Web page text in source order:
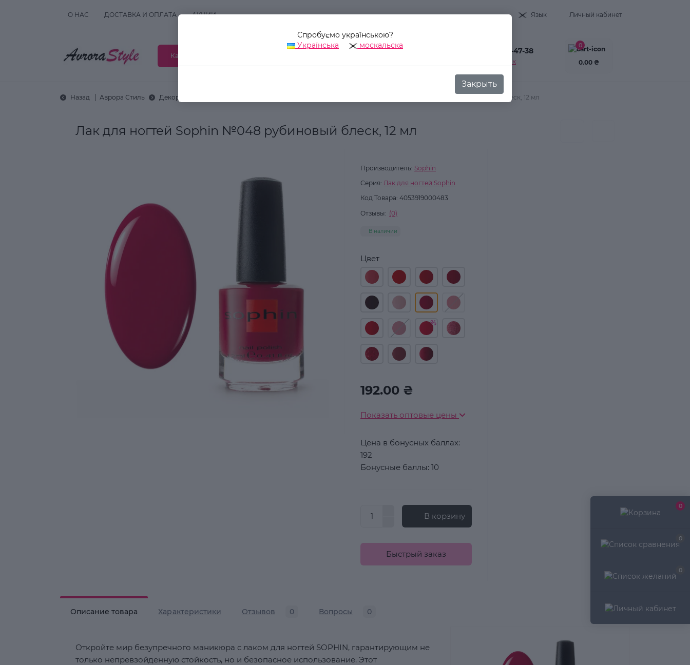
0
0
0
О НАС ДОСТАВКА И ОПЛАТА АКЦИИ Язык Личный кабинет
Каталог товаров
+38(093) 995-47-38
Заказать звонок
0
0.00 ₴
Назад Аврора Стиль Декоративная косметика Лак для ногтей Sophin №048 рубиновый блеск, 12 мл
Спробуємо українською?
Українська
москальска
Закрыть
Лак для ногтей Sophin №048 рубиновый блеск, 12 мл
Производитель: Sophin
Серия: Лак для ногтей Sophin
Код Товара: 4053919000483
Отзывы: (0)
В наличии
Цвет
192.00 ₴
Показать оптовые цены
Цена в бонусных баллах:
192
Бонусные баллы: 10
В корзину
Быстрый заказ
Описание товара Характеристики Отзывов 0 Вопросы 0
Откройте мир безупречного маникюра с лаком для ногтей SOPHIN, гарантирующим не
только непревзойденную стойкость, но и безопасное использование. Этот